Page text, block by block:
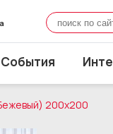
События
200x200